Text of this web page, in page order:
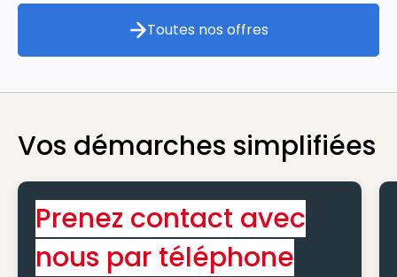
Toutes nos offres
Toutes nos offres
Vos démarches simplifiées
Prenez contact avec
nous par téléphone